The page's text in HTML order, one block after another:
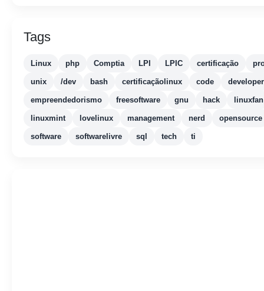
Tags
Linux php Comptia LPI LPIC certificação
unix /dev bash certificaçãolinux code developer
empreendedorismo freesoftware gnu hack linuxfan
linuxmint lovelinux management nerd opensource
software softwarelivre sql tech ti